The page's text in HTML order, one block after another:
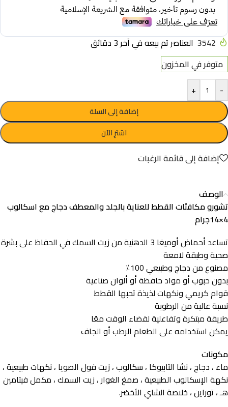
3542 العناصر تم بيعه في آخر 3 دقائق
متوفر في المخزون
-
+
إضافة إلى السلة
اشترِ الآن
إضافة إلى قائمة الرغبات
الوصف
تشورو مكافئات القطط للعناية بالجلد والمعطف دجاج مع اسكالوب
4×14جرام
تساعد أحماض أوميغا 3 الدهنية من زيت السمك في الحفاظ على بشرة
صحية وطبقة لامعة
مصنوع من دجاج وطبيعي 100٪
بدون حبوب أو مواد حافظة أو ألوان صناعية
قوام كريمي ونكهات لذيذة تحبها القطط
نسبة عالية من الرطوبة
طريقة مبتكرة وتفاعلية لقضاء الوقت معًا
يمكن استخدامه على الطعام الرطب أو الجاف
مكونات
ماء ، دجاج ، نشا التابيوكا ، سكالوب ، زيت فول الصويا ، نكهات طبيعية ،
نكهة الإسكالوب الطبيعية ، صمغ الغوار ، زيت السمك ، مكمل فيتامين
هـ ، توراين ، خلاصة الشاي الأخضر.